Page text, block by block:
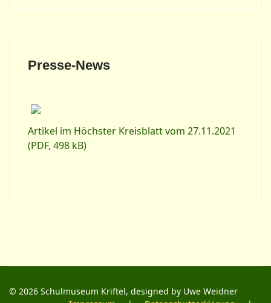
Presse-News
Artikel im Höchster Kreisblatt vom 27.11.2021
(PDF, 498 kB)
© 2026 Schulmuseum Kriftel, designed by Uwe Weidner